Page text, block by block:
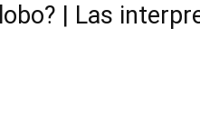
| Las